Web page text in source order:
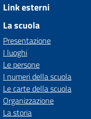
Link esterni
La scuola
Presentazione
I luoghi
Le persone
I numeri della scuola
Le carte della scuola
Organizzazione
La storia